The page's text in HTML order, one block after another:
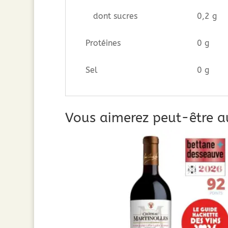
dont sucres 0,2 g
Protéines 0 g
Sel 0 g
Vous aimerez peut-être